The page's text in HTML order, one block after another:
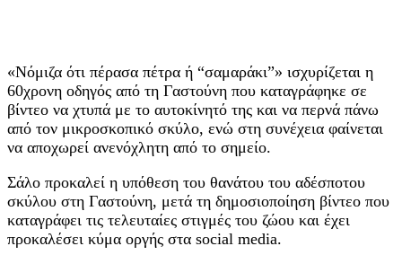
«Νόμιζα ότι πέρασα πέτρα ή “σαμαράκι”» ισχυρίζεται η
60χρονη οδηγός από τη Γαστούνη που καταγράφηκε σε
βίντεο να χτυπά με το αυτοκίνητό της και να περνά πάνω
από τον μικροσκοπικό σκύλο, ενώ στη συνέχεια φαίνεται
να αποχωρεί ανενόχλητη από το σημείο.
Σάλο προκαλεί η υπόθεση του θανάτου του αδέσποτου
σκύλου στη Γαστούνη, μετά τη δημοσιοποίηση βίντεο που
καταγράφει τις τελευταίες στιγμές του ζώου και έχει
προκαλέσει κύμα οργής στα social media.